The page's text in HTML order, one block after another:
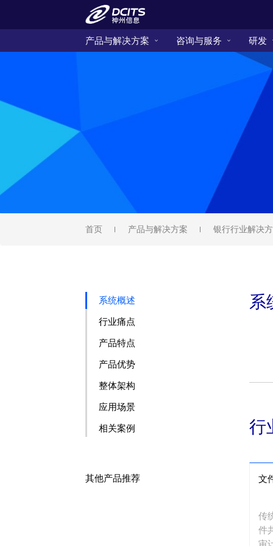
产品与解决方案 咨询与服务 研发
首页 产品与解决方案 银行行业解决
系
行
文
传
件
审
系统概述
行业痛点
产品特点
产品优势
整体架构
应用场景
相关案例
其他产品推荐